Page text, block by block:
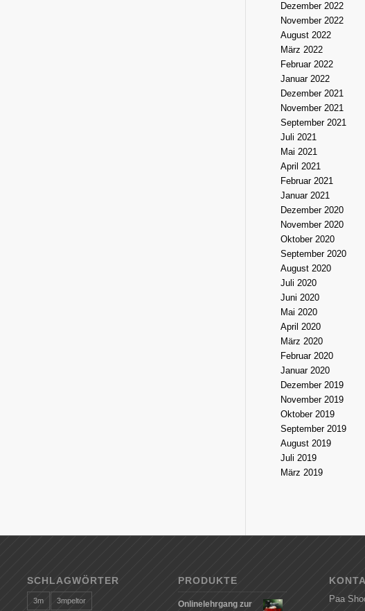
Dezember 2022
November 2022
August 2022
März 2022
Februar 2022
Januar 2022
Dezember 2021
November 2021
September 2021
Juli 2021
Mai 2021
April 2021
Februar 2021
Januar 2021
Dezember 2020
November 2020
Oktober 2020
September 2020
August 2020
Juli 2020
Juni 2020
Mai 2020
April 2020
März 2020
Februar 2020
Januar 2020
Dezember 2019
November 2019
Oktober 2019
September 2019
August 2019
Juli 2019
März 2019
SCHLAGWÖRTER
3m 3mpeltor
PRODUKTE
Onlinelehrgang zur
Paa